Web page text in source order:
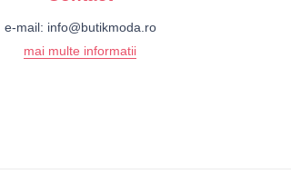
e-mail: info@butikmoda.ro
mai multe informatii